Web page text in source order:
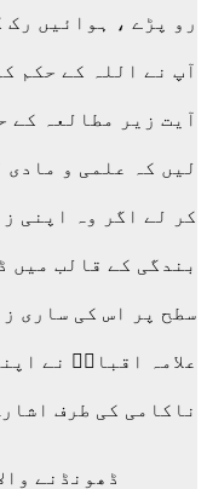
رو پڑے ، ہوائیں
آپ نے اللہ کے حکم
آیت زیر مطالعہ کے
لیں کہ علمی و
کر لے اگر وہ اپنی
بندگی کے قالب میں
سطح پر اس کی ساری
علامہ اقبالؔ نے
ناکامی کی طرف
ڈھونڈنے